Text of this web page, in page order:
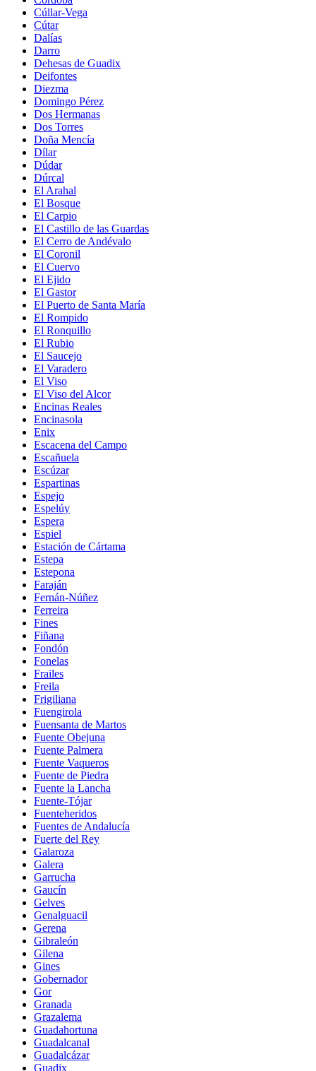
Cúllar-Vega
Cútar
Dalías
Darro
Dehesas de Guadix
Deifontes
Diezma
Domingo Pérez
Dos Hermanas
Dos Torres
Doña Mencía
Dílar
Dúdar
Dúrcal
El Arahal
El Bosque
El Carpio
El Castillo de las Guardas
El Cerro de Andévalo
El Coronil
El Cuervo
El Ejido
El Gastor
El Puerto de Santa María
El Rompido
El Ronquillo
El Rubio
El Saucejo
El Varadero
El Viso
El Viso del Alcor
Encinas Reales
Encinasola
Enix
Escacena del Campo
Escañuela
Escúzar
Espartinas
Espejo
Espelúy
Espera
Espiel
Estación de Cártama
Estepa
Estepona
Faraján
Fernán-Núñez
Ferreira
Fines
Fiñana
Fondón
Fonelas
Frailes
Freila
Frigiliana
Fuengirola
Fuensanta de Martos
Fuente Obejuna
Fuente Palmera
Fuente Vaqueros
Fuente de Piedra
Fuente la Lancha
Fuente-Tójar
Fuenteheridos
Fuentes de Andalucía
Fuerte del Rey
Galaroza
Galera
Garrucha
Gaucín
Gelves
Genalguacil
Gerena
Gibraleón
Gilena
Gines
Gobernador
Gor
Granada
Grazalema
Guadahortuna
Guadalcanal
Guadalcázar
Guadix